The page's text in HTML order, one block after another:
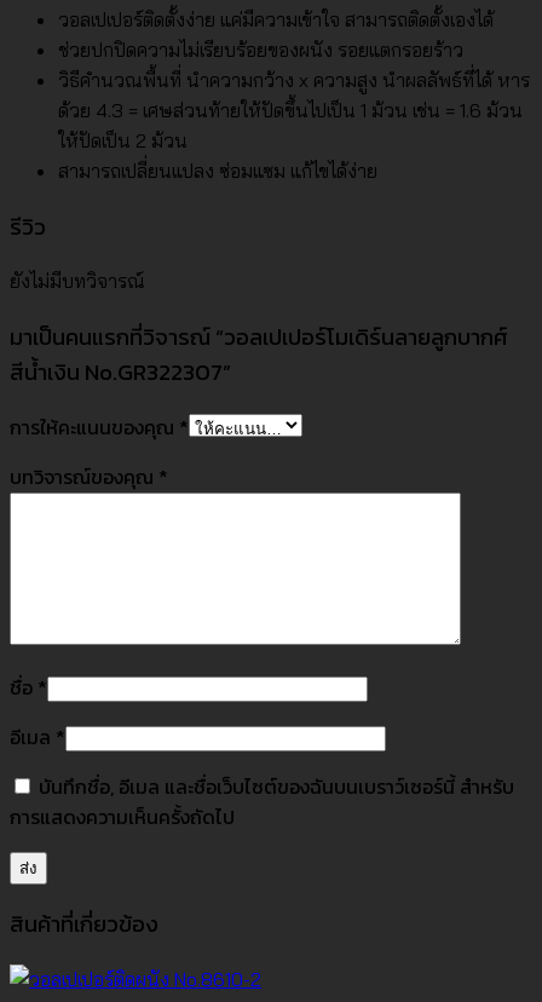
วอลเปเปอร์ติดตั้งง่าย แค่มีความเข้าใจ สามารถติดตั้งเองได้
ช่วยปกปิดความไม่เรียบร้อยของผนัง รอยแตกรอยร้าว
วิธีคำนวณพื้นที่ นำความกว้าง x ความสูง นำผลลัพธ์ที่ได้ หาร
ด้วย 4.3 = เศษส่วนท้ายให้ปัดขึ้นไปเป็น 1 ม้วน เช่น = 1.6 ม้วน
ให้ปัดเป็น 2 ม้วน
สามารถเปลี่ยนแปลง ซ่อมแซม แก้ไขได้ง่าย
รีวิว
ยังไม่มีบทวิจารณ์
มาเป็นคนแรกที่วิจารณ์ “วอลเปเปอร์โมเดิร์นลายลูกบากศ์
สีน้ำเงิน No.GR322307”
การให้คะแนนของคุณ *
บทวิจารณ์ของคุณ *
ชื่อ *
อีเมล *
บันทึกชื่อ, อีเมล และชื่อเว็บไซต์ของฉันบนเบราว์เซอร์นี้ สำหรับ
การแสดงความเห็นครั้งถัดไป
สินค้าที่เกี่ยวข้อง